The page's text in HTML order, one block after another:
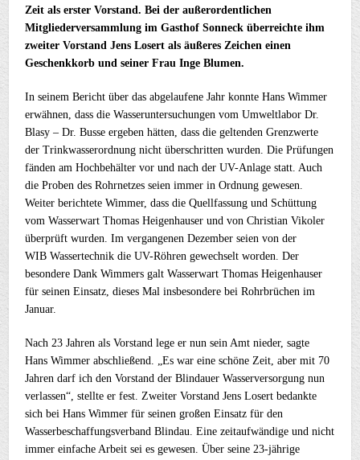
Zeit als erster Vorstand. Bei der außerordentlichen
Mitgliederversammlung im Gasthof Sonneck überreichte ihm
zweiter Vorstand Jens Losert als äußeres Zeichen einen
Geschenkkorb und seiner Frau Inge Blumen.
In seinem Bericht über das abgelaufene Jahr konnte Hans Wimmer
erwähnen, dass die Wasseruntersuchungen vom Umweltlabor Dr.
Blasy – Dr. Busse ergeben hätten, dass die geltenden Grenzwerte
der Trinkwasserordnung nicht überschritten wurden. Die Prüfungen
fänden am Hochbehälter vor und nach der UV-Anlage statt. Auch
die Proben des Rohrnetzes seien immer in Ordnung gewesen.
Weiter berichtete Wimmer, dass die Quellfassung und Schüttung
vom Wasserwart Thomas Heigenhauser und von Christian Vikoler
überprüft wurden. Im vergangenen Dezember seien von der
WIB Wassertechnik die UV-Röhren gewechselt worden. Der
besondere Dank Wimmers galt Wasserwart Thomas Heigenhauser
für seinen Einsatz, dieses Mal insbesondere bei Rohrbrüchen im
Januar.
Nach 23 Jahren als Vorstand lege er nun sein Amt nieder, sagte
Hans Wimmer abschließend. „Es war eine schöne Zeit, aber mit 70
Jahren darf ich den Vorstand der Blindauer Wasserversorgung nun
verlassen“, stellte er fest. Zweiter Vorstand Jens Losert bedankte
sich bei Hans Wimmer für seinen großen Einsatz für den
Wasserbeschaffungsverband Blindau. Eine zeitaufwändige und nicht
immer einfache Arbeit sei es gewesen. Über seine 23-jährige